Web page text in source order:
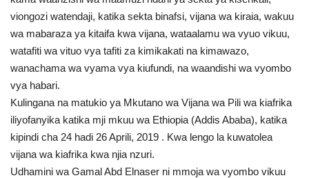
Kanuni na Masharti ya Udhamini wa
Nasser
Udhamini wa Nasser
Nyaraka na Marejeleo
Waanzilishi
Raia wa ulimwengu mzima
viongozi watendaji, katika sekta binafsi, vijana wa kiraia, wakuu
wa mabaraza ya kitaifa kwa vijana, wataalamu wa vyuo vikuu,
watafiti wa vituo vya tafiti za kimikakati na kimawazo,
wanachama wa vyama vya kiufundi, na waandishi wa vyombo
vya habari.
Kulingana na matukio ya Mkutano wa Vijana wa Pili wa kiafrika
iliyofanyika katika mji mkuu wa Ethiopia (Addis Ababa), katika
kipindi cha 24 hadi 26 Aprili, 2019 . Kwa lengo la kuwatolea
vijana wa kiafrika kwa njia nzuri.
Udhamini wa Gamal Abd Elnaser ni mmoja wa vyombo vikuu